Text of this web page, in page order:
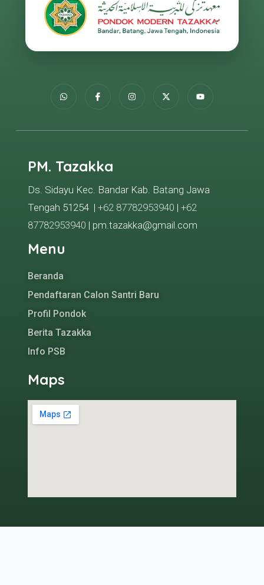
PM. Tazakka
Ds. Sidayu Kec. Bandar Kab. Batang Jawa
Tengah 51254 | +62 87782953940 | +62
87782953940 | pm.tazakka@gmail.com
Menu
Beranda
Pendaftaran Calon Santri Baru
Profil Pondok
Berita Tazakka
Info PSB
Maps